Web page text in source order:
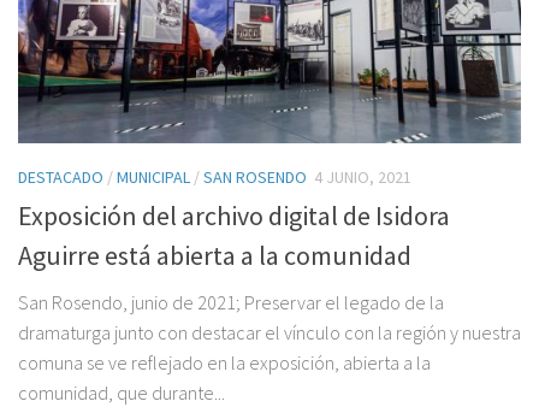
DESTACADO /MUNICIPAL /SAN ROSENDO 4 JUNIO, 2021
Exposición del archivo digital de Isidora
Aguirre está abierta a la comunidad
San Rosendo, junio de 2021; Preservar el legado de la
dramaturga junto con destacar el vínculo con la región y nuestra
comuna se ve reflejado en la exposición, abierta a la
comunidad, que durante...